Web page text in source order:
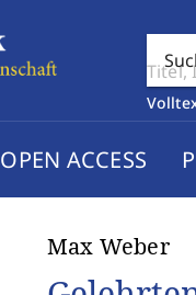
OPEN ACCESS
Max Weber